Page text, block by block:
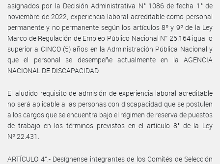
asignados por la Decisión Administrativa N° 1086 de fecha 1° de
noviembre de 2022, experiencia laboral acreditable como personal
permanente y no permanente según los artículos 8º y 9º de la Ley
Marco de Regulación de Empleo Público Nacional N° 25.164 igual o
superior a CINCO (5) años en la Administración Pública Nacional y
que el personal se desempeñe actualmente en la AGENCIA
NACIONAL DE DISCAPACIDAD.
El aludido requisito de admisión de experiencia laboral acreditable
no será aplicable a las personas con discapacidad que se postulen
a los cargos que se encuentra bajo el régimen de reserva de puestos
de trabajo en los términos previstos en el artículo 8° de la Ley
Nº 22.431.
ARTÍCULO 4°.- Desígnense integrantes de los Comités de Selección